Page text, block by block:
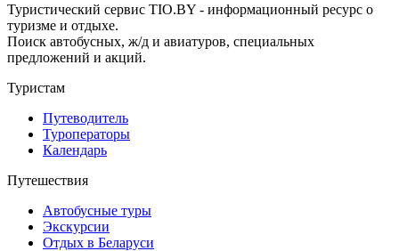
Туристический сервис TIO.BY - информационный ресурс о
туризме и отдыхе.
Поиск автобусных, ж/д и авиатуров, специальных
предложений и акций.
Туристам
Путеводитель
Туроператоры
Календарь
Путешествия
Автобусные туры
Экскурсии
Отдых в Беларуси